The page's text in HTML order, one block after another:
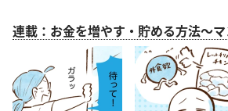
連載：お金を増やす・貯める方法～